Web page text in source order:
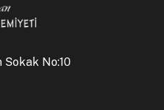
Sokak No:10